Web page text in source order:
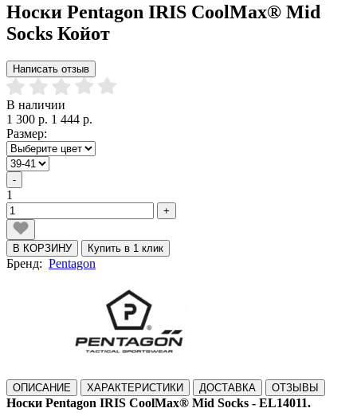
Носки Pentagon IRIS CoolMax® Mid
Socks Койот
Написать отзыв
В наличии
1 300 р. 1 444 р.
Размер:
-
1
+
В КОРЗИНУ Купить в 1 клик
Бренд: Pentagon
ОПИСАНИЕ ХАРАКТЕРИСТИКИ ДОСТАВКА ОТЗЫВЫ
Носки Pentagon IRIS CoolMax® Mid Socks - EL14011.